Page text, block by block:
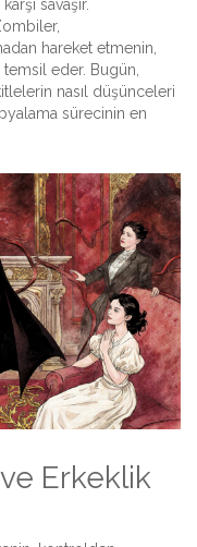
savaşır.
hareket etmenin,
eder. Bugün,
nasıl düşünceleri
sürecinin en
Erkeklik